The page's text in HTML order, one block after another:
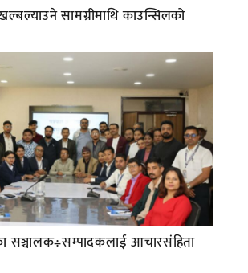
सामग्रीमाथि काउन्सिलको
सञ्चालक÷सम्पादकलाई आचारसंहिता